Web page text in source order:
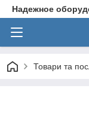
Надежное
Товари та